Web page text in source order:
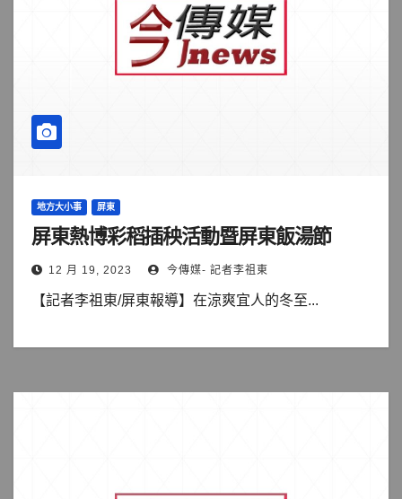
地方大小事 屏東
屏東熱博彩稻插秧活動暨屏東飯湯節
12 月 19, 2023 今傳媒- 記者李祖東
【記者李祖東/屏東報導】在涼爽宜人的冬至...